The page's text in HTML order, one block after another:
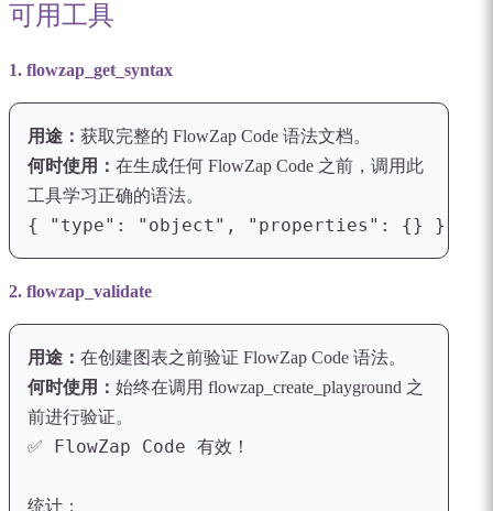
可用工具
1. flowzap_get_syntax
用途： 获取完整的 FlowZap Code 语法文档。
何时使用： 在生成任何 FlowZap Code 之前，调用此
工具学习正确的语法。
{ "type": "object", "properties": {} }
2. flowzap_validate
用途： 在创建图表之前验证 FlowZap Code 语法。
何时使用： 始终在调用 flowzap_create_playground 之
前进行验证。
✅ FlowZap Code 有效！
统计：